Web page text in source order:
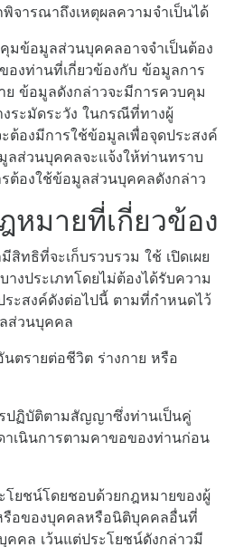
จารณาถึงเหตุผลความจำเป็นได้
มข้อมูลส่วนบุคคลอาจจำเป็นต้อง
งท่านที่เกี่ยวข้องกับ ข้อมูลการ
ข้อมูลดังกล่าวจะมีการควบคุม
งระมัดระวัง ในกรณีที่ทางผู้
องมีการใช้ข้อมูลเพื่อจุดประสงค์
ลส่วนบุคคลจะแจ้งให้ท่านทราบ
รต้องใช้ข้อมูลส่วนบุคคลดังกล่าว
หมายที่เกี่ยวข้อง
ทธิที่จะเก็บรวบรวม ใช้ เปิดเผย
งประเภทโดยไม่ต้องได้รับความ
ะสงค์ดังต่อไปนี้ ตามที่กำหนดไว้
ส่วนบุคคล
ตรายต่อชีวิต ร่างกาย หรือ
รปฏิบัติตามสัญญาซึ่งท่านเป็นคู่
เนินการตามคาขอของท่านก่อน
โยชน์โดยชอบด้วยกฎหมายของผู้
อของบุคคลหรือนิติบุคคลอื่นที่
คล เว้นแต่ประโยชน์ดังกล่าวมี